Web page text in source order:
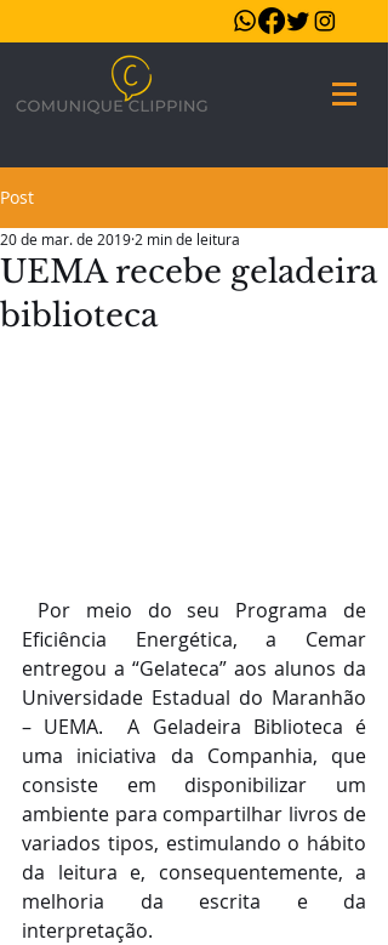
Post
UEMA recebe geladeira
biblioteca
20 de mar. de 2019 2 min de leitura
Eficiência Energética, a Cemar
entregou a “Gelateca” aos alunos da
Universidade Estadual do Maranhão
– UEMA.  A Geladeira Biblioteca é
uma iniciativa da Companhia, que
consiste em disponibilizar um
ambiente para compartilhar livros de
variados tipos, estimulando o hábito
da leitura e, consequentemente, a
melhoria da escrita e da
interpretação.